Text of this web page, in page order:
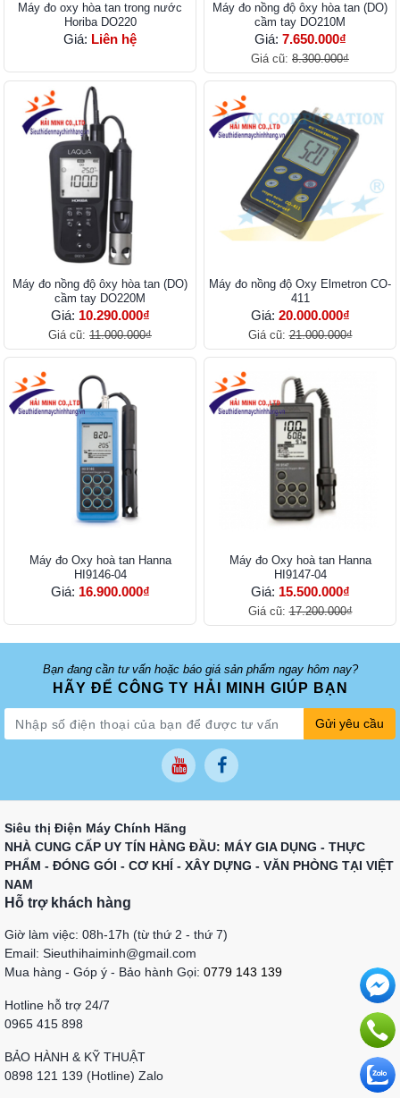
Máy đo oxy hòa tan trong nước
Horiba DO220
Giá: Liên hệ
Máy đo nồng độ ôxy hòa tan (DO)
cầm tay DO210M
Giá: 7.650.000₫
Giá cũ: 8.300.000₫
Máy đo nồng độ ôxy hòa tan (DO)
cầm tay DO220M
Giá: 10.290.000₫
Giá cũ: 11.000.000₫
Máy đo nồng độ Oxy Elmetron CO-
411
Giá: 20.000.000₫
Giá cũ:21.000.000₫
Máy đo Oxy hoà tan Hanna
HI9146-04
Giá: 16.900.000₫
Máy đo Oxy hoà tan Hanna
HI9147-04
Giá: 15.500.000₫
Giá cũ:17.200.000₫
Bạn đang cần tư vấn hoặc báo giá sản phẩm ngay hôm nay?
HÃY ĐỂ CÔNG TY HẢI MINH GIÚP BẠN
Gửi yêu cầu
Siêu thị Điện Máy Chính Hãng
NHÀ CUNG CẤP UY TÍN HÀNG ĐẦU: MÁY GIA DỤNG - THỰC
PHẨM - ĐÓNG GÓI - CƠ KHÍ - XÂY DỰNG - VĂN PHÒNG TẠI VIỆT
NAM
Hỗ trợ khách hàng
Giờ làm việc: 08h-17h (từ thứ 2 - thứ 7)
Email: Sieuthihaiminh@gmail.com
Mua hàng - Góp ý - Bảo hành Gọi: 0779 143 139
Hotline hỗ trợ 24/7
0965 415 898
BẢO HÀNH & KỸ THUẬT
0898 121 139 (Hotline) Zalo